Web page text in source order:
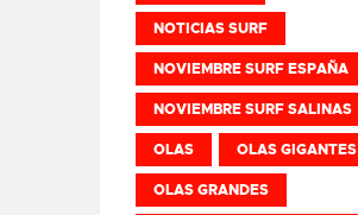
NOTICIAS SURF
NOVIEMBRE SURF ESPAÑA
NOVIEMBRE SURF SALINAS
OLAS OLAS GIGANTES
OLAS GRANDES